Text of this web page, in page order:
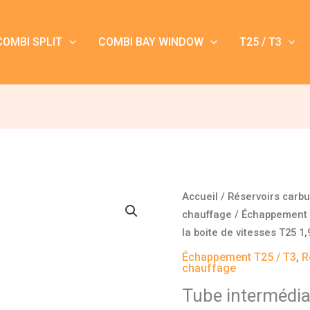
SPLIT COMBI BAY WINDOW T25 / T3
Accueil / Réservoirs
chauffage /
la boite de vitesses T25
Échappement T25 / T3,
chauffage
Tube
quantité
de
Tube
intermédiaire
près
de
la